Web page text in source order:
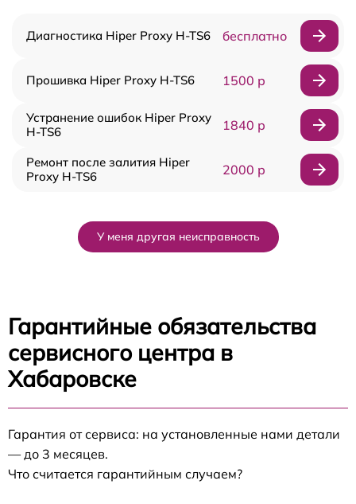
Диагностика Hiper Proxy H-TS6 бесплатно
Прошивка Hiper Proxy H-TS6 1500 р
Устранение ошибок Hiper Proxy
H-TS6
1840 р
Ремонт после залития Hiper
Proxy H-TS6
2000 р
У меня другая неисправность
Гарантийные обязательства
сервисного центра в
Хабаровске
Гарантия от сервиса: на установленные нами детали
— до 3 месяцев.
Что считается гарантийным случаем?